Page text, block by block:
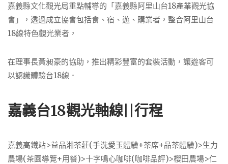
嘉義縣文化觀光局重點輔導的「嘉義縣阿里山台18產業觀光協
會」，透過成立協會包括食、宿、遊、購業者，整合阿里山台
18線特色觀光業者，
在理事長黃昶豪的協助，推出精彩豐富的套裝活動，讓遊客可
以認識體驗台18線．
嘉義台18觀光軸線||行程
嘉義高鐵站>益品湘茶莊(手洗愛玉體驗+茶席+品茶體驗)>生力
農場(茶園導覽+用餐)>十字鳴心咖啡(咖啡品評)>櫻田農場>仁